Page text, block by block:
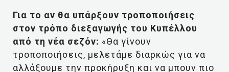
Για το αν θα υπάρξουν τροποποιήσεις
στον τρόπο διεξαγωγής του Κυπέλλου
από τη νέα σεζόν: «Θα γίνουν
τροποποιήσεις, μελετάμε διαρκώς για να
αλλάξουμε την προκήρυξη και να μπουν πιο